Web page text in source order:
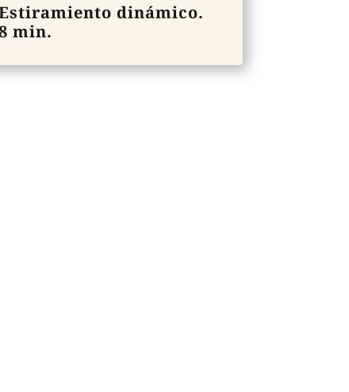
dinámico.
min.